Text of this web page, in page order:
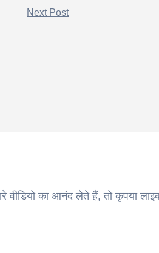
Next Post
वीडियो का आनंद लेते हैं, तो कृपया